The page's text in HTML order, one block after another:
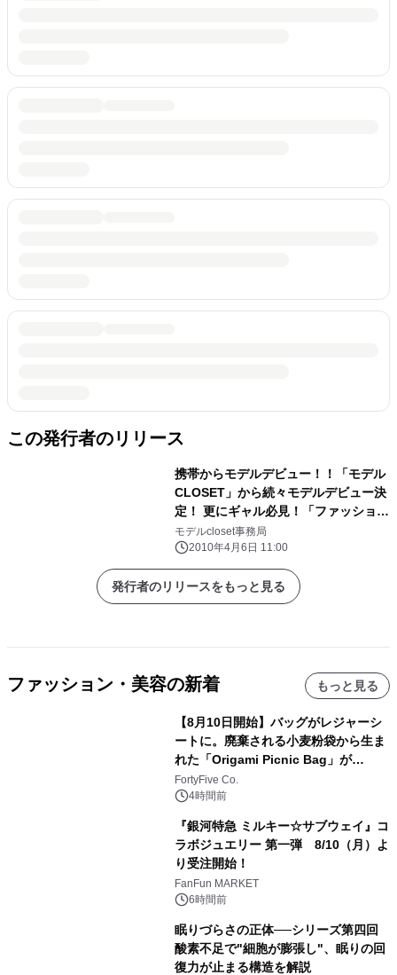
この発行者のリリース
携帯からモデルデビュー！！「モデル
CLOSET」から続々モデルデビュー決
定！ 更にギャル必見！「ファッション
対談」や「モデルとの交流の場」など
新コンテンツの配信もぞくぞく開始！
モデルcloset事務局
2010年4月6日 11:00
発行者のリリースをもっと見る
ファッション・美容の新着 もっと見る
【8月10日開始】バッグがレジャーシ
ートに。廃棄される小麦粉袋から生ま
れた「Origami Picnic Bag」が
Makuakeに登場
FortyFive Co.
4時間前
『銀河特急 ミルキー☆サブウェイ』コ
ラボジュエリー 第一弾 8/10（月）よ
り受注開始！
FanFun MARKET
6時間前
眠りづらさの正体──シリーズ第四回
酸素不足で"細胞が膨張し"、眠りの回
復力が止まる構造を解説